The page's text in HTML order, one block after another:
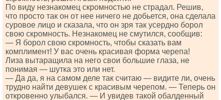
По виду незнакомец скромностью не страдал. Решив,
что просто так он от нее ничего не добьется, она сделала
суровое лицо и сказала, что он зря так усердно борол
свою скромность. Незнакомец не смутился, сообщив:
— Я борол свою скромность, чтобы сказать вам
комплимент! У вас очень красивая форма черепа!
Лиза вытаращила на него свои большие глаза, не
понимая — шутка это или нет.
— Да да, я на самом деле так считаю — видите ли, очень
трудно найти девушек с красивым черепом. — Теперь он
откровенно улыбался. — И увидев такой обалденный